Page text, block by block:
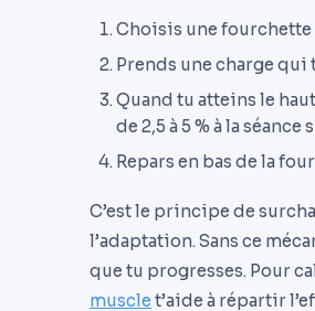
Choisis une fourchette
Prends une charge qui
Quand tu atteins le
de 2,5 à 5 % à la séance
Repars en bas de la
C’est le principe de
l’adaptation. Sans ce
que tu progresses. Pour
muscle t’aide à répartir